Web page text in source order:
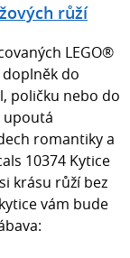
růží
LEGO®
do
poličku nebo do
upoutá
romantiky a
10374 Kytice
krásu růží bez
vám bude